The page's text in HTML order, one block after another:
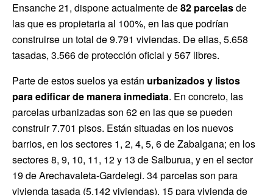
Ensanche 21, dispone actualmente de82 parcelasde
las que es propietaria al 100%, en las que podrían
construirse un total de 9.791 viviendas. De ellas, 5.658
tasadas, 3.566 de protección oficial y 567 libres.
Parte de estos suelos ya están urbanizados y listos
para edificar de manera inmediata. En concreto, las
parcelas urbanizadas son 62 en las que se pueden
construir 7.701 pisos. Están situadas en los nuevos
barrios, en los sectores 1, 2, 4, 5, 6 de Zabalgana; en los
sectores 8, 9, 10, 11, 12 y 13 de Salburua, y en el sector
19 de Arechavaleta-Gardelegi. 34 parcelas son para
vivienda tasada (5.142 viviendas), 15 para vivienda de